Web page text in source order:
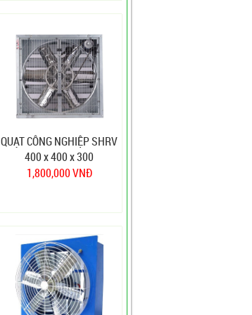
QUẠT CÔNG NGHIỆP SHRV
400 x 400 x 300
1,800,000 VNĐ